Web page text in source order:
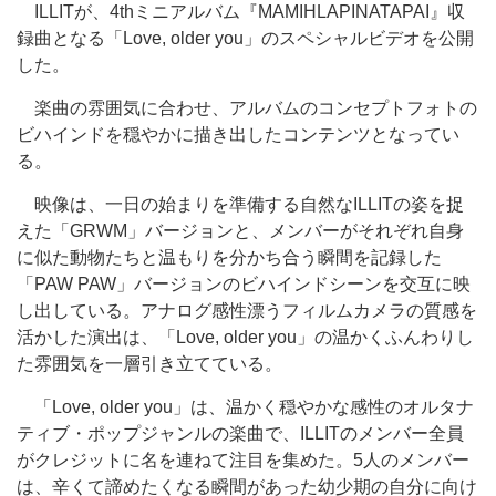
ILLITが、4thミニアルバム『MAMIHLAPINATAPAI』収
録曲となる「Love, older you」のスペシャルビデオを公開
した。
楽曲の雰囲気に合わせ、アルバムのコンセプトフォトの
ビハインドを穏やかに描き出したコンテンツとなってい
る。
映像は、一日の始まりを準備する自然なILLITの姿を捉
えた「GRWM」バージョンと、メンバーがそれぞれ自身
に似た動物たちと温もりを分かち合う瞬間を記録した
「PAW PAW」バージョンのビハインドシーンを交互に映
し出している。アナログ感性漂うフィルムカメラの質感を
活かした演出は、「Love, older you」の温かくふんわりし
た雰囲気を一層引き立てている。
「Love, older you」は、温かく穏やかな感性のオルタナ
ティブ・ポップジャンルの楽曲で、ILLITのメンバー全員
がクレジットに名を連ねて注目を集めた。5人のメンバー
は、辛くて諦めたくなる瞬間があった幼少期の自分に向け